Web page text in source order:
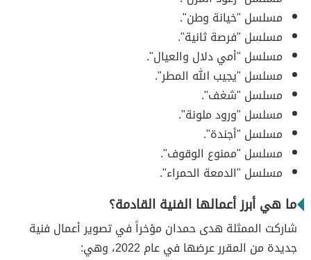
مسلسل "خيانة وطن".
مسلسل "فرصة ثانية".
مسلسل "أمي دلال والعيال".
مسلسل "يجيب الله المطر".
مسلسل "شغف".
مسلسل "ورود ملونة".
مسلسل "أجندة".
مسلسل "ممنوع الوقوف".
مسلسل "الدمعة الحمراء".
ما هي أبرز أعمالها الفنية القادمة؟
شاركت الممثلة هدى حمدان مؤخراً في تصوير أعمال فنية
جديدة من المقرر عرضها في عام 2022، وهي: